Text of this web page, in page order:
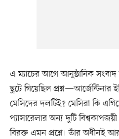
এ ম্যাচের আগে আনুষ্ঠানিক সংবাদ
ছুটে গিয়েছিল প্রশ্ন—আর্জেন্টিনার
মেসিদের দলটিই? মেসিরা কি
প্যাসারেলার অন্য দুটি
বিরক্ত এমন প্রশ্নে। তাঁর অধীনই